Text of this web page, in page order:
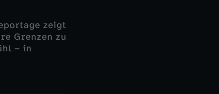
zeigt
Grenzen zu
– in